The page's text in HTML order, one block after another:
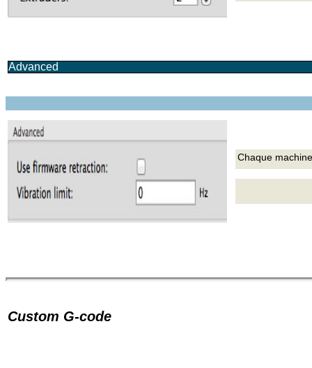
Advanced
Chaque
Custom G-code